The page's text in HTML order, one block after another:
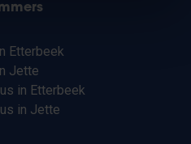
Etterbeek
Jette
in Etterbeek
in Jette